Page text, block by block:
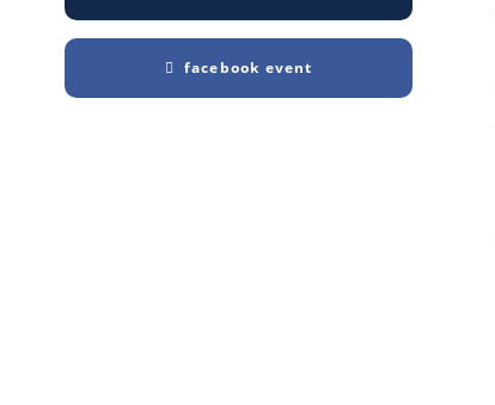
facebook event